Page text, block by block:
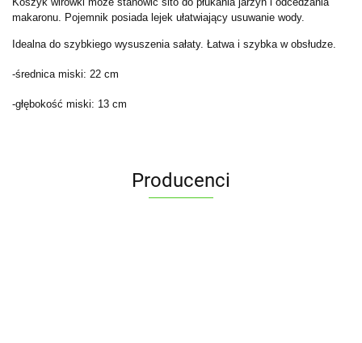
makaronu. Pojemnik posiada lejek ułatwiający usuwanie wody.
Idealna do szybkiego wysuszenia sałaty. Łatwa i szybka w obsłudze.
-średnica miski: 22 cm
-głębokość miski: 13 cm
Producenci